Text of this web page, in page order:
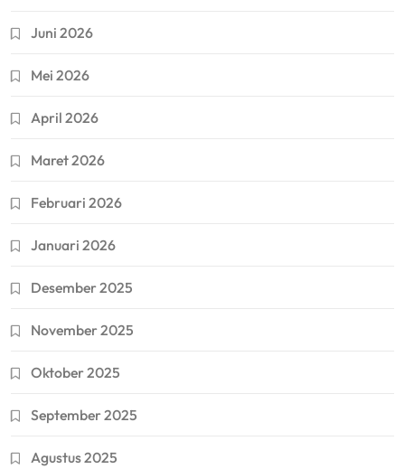
Juni 2026
Mei 2026
April 2026
Maret 2026
Februari 2026
Januari 2026
Desember 2025
November 2025
Oktober 2025
September 2025
Agustus 2025